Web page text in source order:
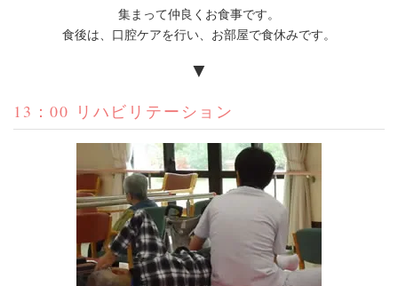
集まって仲良くお食事です。
食後は、口腔ケアを行い、お部屋で食休みです。
▼
13：00 リハビリテーション